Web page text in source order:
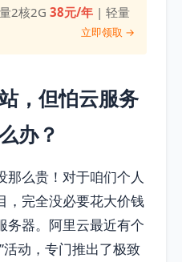
2核2G38元/年 | 轻量
立即领取 →
，但怕云服务
办？
那么贵！对于咱们个人
，完全没必要花大价钱
务器。阿里云最近有个
活动，专门推出了极致